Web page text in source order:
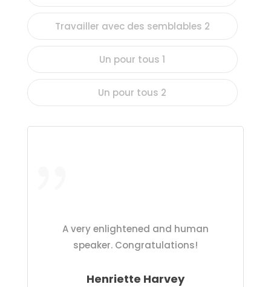
Travailler avec des semblables 2
Un pour tous 1
Un pour tous 2
A very enlightened and human
speaker. Congratulations!
Henriette Harvey